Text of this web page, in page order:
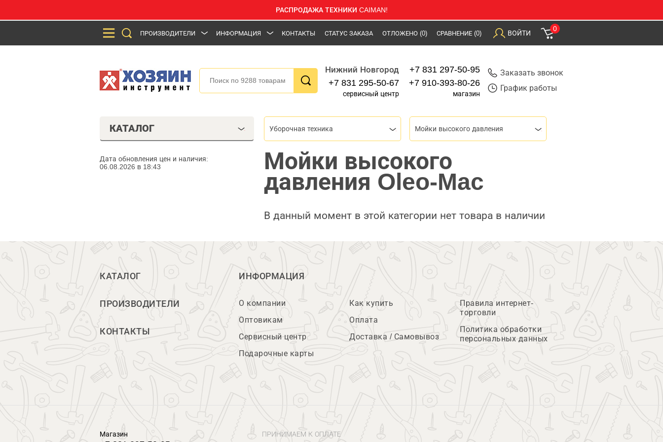
РАСПРОДАЖА ТЕХНИКИ CAIMAN!
ПРОИЗВОДИТЕЛИ ИНФОРМАЦИЯ КОНТАКТЫ СТАТУС ЗАКАЗА ОТЛОЖЕНО (0) СРАВНЕНИЕ (0) ВОЙТИ
0
Нижний Новгород
+7 831 295-50-67
сервисный центр
+7 831 297-50-95
+7 910-393-80-26
магазин
Заказать звонок
График работы
КАТАЛОГ
Дата обновления цен и наличия:
06.08.2026 в 18:43
Уборочная техника Мойки высокого давления
Мойки высокого
давления Oleo-Mac
В данный момент в этой категории нет товара в наличии
КАТАЛОГ
ПРОИЗВОДИТЕЛИ
КОНТАКТЫ
ИНФОРМАЦИЯ
О компании
Оптовикам
Сервисный центр
Подарочные карты
Как купить
Оплата
Доставка / Самовывоз
Правила интернет-
торговли
Политика обработки
персональных данных
Магазин ПРИНИМАЕМ К ОПЛАТЕ